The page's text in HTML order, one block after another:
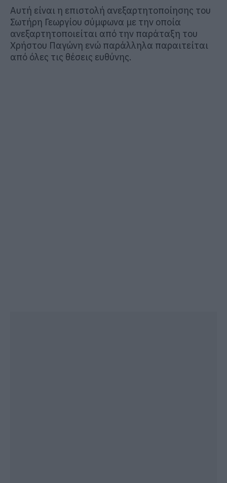
Αυτή είναι η επιστολή ανεξαρτητοποίησης του
Σωτήρη Γεωργίου σύμφωνα με την οποία
ανεξαρτητοποιείται από την παράταξη του
Χρήστου Παγώνη ενώ παράλληλα παραιτείται
από όλες τις θέσεις ευθύνης.